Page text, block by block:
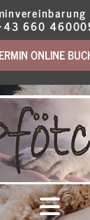
660
ONLINE